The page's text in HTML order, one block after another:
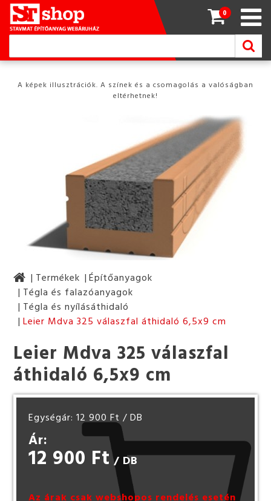
0
A képek illusztrációk. A színek és a csomagolás a valóságban
eltérhetnek!
Termékek
Építőanyagok
Tégla és falazóanyagok
Tégla és nyílásáthidaló
Leier Mdva 325 válaszfal áthidaló 6,5x9 cm
Leier Mdva 325 válaszfal
áthidaló 6,5x9 cm
Egységár: 12 900 Ft / DB
Ár:
12 900 Ft / DB
Az árak csak webshopos rendelés esetén